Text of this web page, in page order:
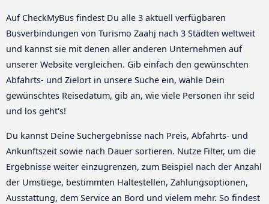
Auf CheckMyBus findest Du alle 3 aktuell verfügbaren
Busverbindungen von Turismo Zaahj nach 3 Städten weltweit
und kannst sie mit denen aller anderen Unternehmen auf
unserer Website vergleichen. Gib einfach den gewünschten
Abfahrts- und Zielort in unsere Suche ein, wähle Dein
gewünschtes Reisedatum, gib an, wie viele Personen ihr seid
und los geht's!
Du kannst Deine Suchergebnisse nach Preis, Abfahrts- und
Ankunftszeit sowie nach Dauer sortieren. Nutze Filter, um die
Ergebnisse weiter einzugrenzen, zum Beispiel nach der Anzahl
der Umstiege, bestimmten Haltestellen, Zahlungsoptionen,
Ausstattung, dem Service an Bord und vielem mehr. So findest